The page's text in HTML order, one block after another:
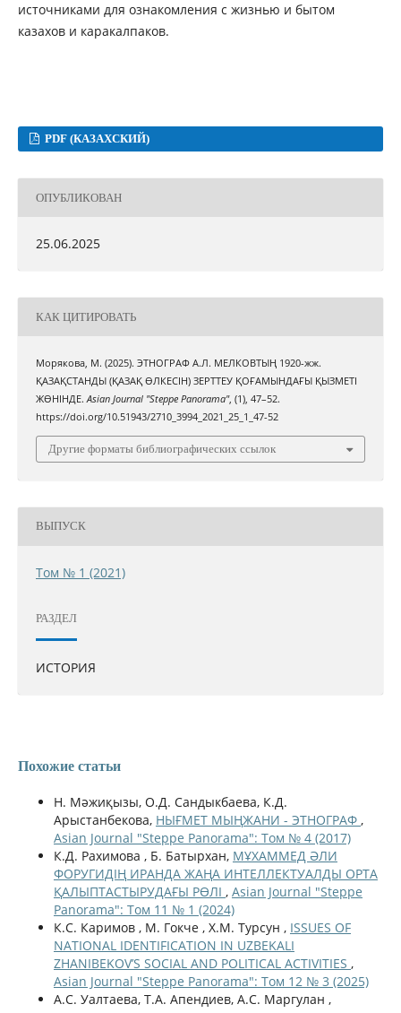
источниками для ознакомления с жизнью и бытом
казахов и каракалпаков.
PDF (КАЗАХСКИЙ)
ОПУБЛИКОВАН
25.06.2025
КАК ЦИТИРОВАТЬ
Морякова, М. (2025). ЭТНОГРАФ А.Л. МЕЛКОВТЫҢ 1920-жж.
ҚАЗАҚСТАНДЫ (ҚАЗАҚ ӨЛКЕСІН) ЗЕРТТЕУ ҚОҒАМЫНДАҒЫ ҚЫЗМЕТІ
ЖӨНІНДЕ.Asian Journal "Steppe Panorama", (1), 47–52.
https://doi.org/10.51943/2710_3994_2021_25_1_47-52
Другие форматы библиографических ссылок
ВЫПУСК
Том № 1 (2021)
РАЗДЕЛ
ИСТОРИЯ
Похожие статьи
Н. Мәжиқызы, О.Д. Сандыкбаева, К.Д.
Арыстанбекова, НЫҒМЕТ МЫҢЖАНИ - ЭТНОГРАФ ,
Asian Journal "Steppe Panorama": Том № 4 (2017)
К.Д. Рахимова , Б. Батырхан, МҰХАММЕД ӘЛИ
ФОРУГИДІҢ ИРАНДА ЖАҢА ИНТЕЛЛЕКТУАЛДЫ ОРТА
ҚАЛЫПТАСТЫРУДАҒЫ РӨЛІ , Asian Journal "Steppe
Panorama": Том 11 № 1 (2024)
К.С. Каримов , М. Гокче , Х.М. Турсун , ISSUES OF
NATIONAL IDENTIFICATION IN UZBEKALI
ZHANIBEKOV’S SOCIAL AND POLITICAL ACTIVITIES ,
Asian Journal "Steppe Panorama": Том 12 № 3 (2025)
А.С. Уалтаева, Т.А. Апендиев, А.С. Маргулан ,